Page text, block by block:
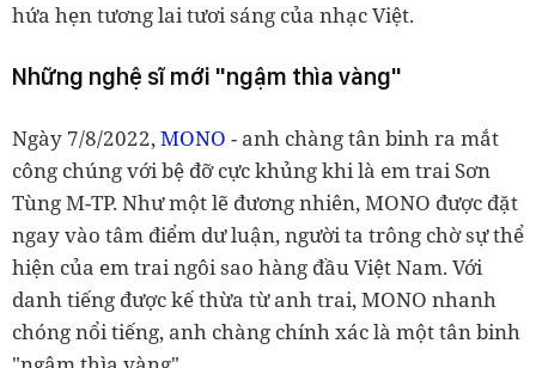
hứa hẹn tương lai tươi sáng của nhạc Việt.
Những nghệ sĩ mới "ngậm thìa vàng"
Ngày 7/8/2022,MONO - anh chàng tân binh ra mắt
công chúng với bệ đỡ cực khủng khi là em trai Sơn
Tùng M-TP. Như một lẽ đương nhiên, MONO được đặt
ngay vào tâm điểm dư luận, người ta trông chờ sự thể
hiện của em trai ngôi sao hàng đầu Việt Nam. Với
danh tiếng được kế thừa từ anh trai, MONO nhanh
chóng nổi tiếng, anh chàng chính xác là một tân binh